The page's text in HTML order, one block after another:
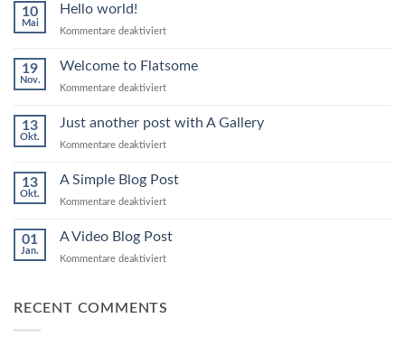
10
Mai
Hello world!
Kommentare deaktiviertfür
19
Nov.
Welcome to Flatsome
Kommentare deaktiviertfür
to
13
Okt.
Just another post with A Gallery
Kommentare deaktiviertfür
another
with
Gallery
13
Okt.
A Simple Blog Post
Kommentare deaktiviertfür
Simple
Post
01
Jan.
A Video Blog Post
Kommentare deaktiviertfür
Blog
RECENT COMMENTS